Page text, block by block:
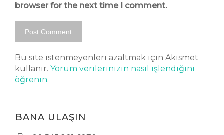
browser for the next time I comment.
Bu site istenmeyenleri azaltmak için Akismet
kullanır. Yorum verilerinizin nasıl işlendiğini
öğrenin.
BANA ULAŞIN